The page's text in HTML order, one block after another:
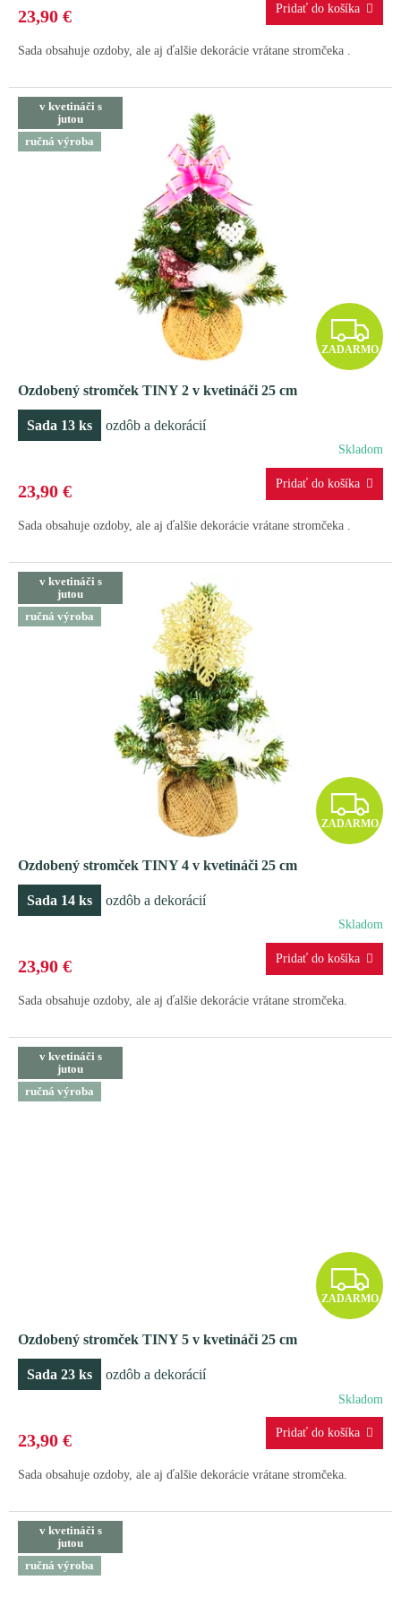
O
23,90 €
Sada obsahuje ozdoby, ale aj ďalšie dekorácie vrátane stromčeka .
v kvetináči s
jutou
ručná výroba
Z
A
A
R
O
ZADARMO
Ozdobený stromček TINY 2 v kvetináči 25 cm
Sada 13 ks ozdôb a dekorácií
Skladom
23,90 €
Sada obsahuje ozdoby, ale aj ďalšie dekorácie vrátane stromčeka .
v kvetináči s
jutou
ručná výroba
Z
A
A
R
O
ZADARMO
Ozdobený stromček TINY 4 v kvetináči 25 cm
Sada 14 ks ozdôb a dekorácií
Skladom
23,90 €
Sada obsahuje ozdoby, ale aj ďalšie dekorácie vrátane stromčeka.
v kvetináči s
jutou
ručná výroba
Z
A
A
R
O
ZADARMO
Ozdobený stromček TINY 5 v kvetináči 25 cm
Sada 23 ks ozdôb a dekorácií
Skladom
23,90 €
Sada obsahuje ozdoby, ale aj ďalšie dekorácie vrátane stromčeka.
v kvetináči s
jutou
ručná výroba